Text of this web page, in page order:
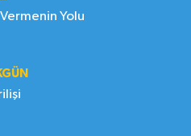
Vermenin Yolu